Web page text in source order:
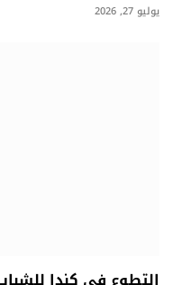
يوليو 27, 2026